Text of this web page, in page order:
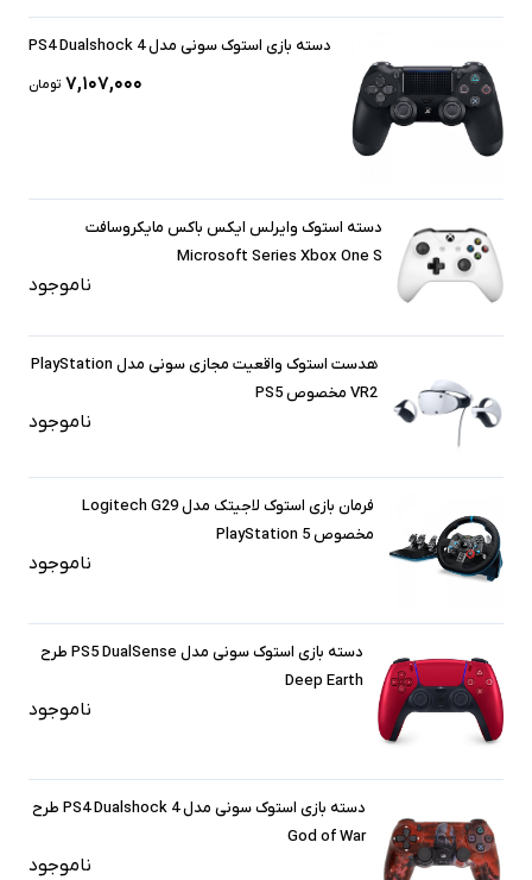
دسته بازی استوک سونی مدل PS4 Dualshock 4
۷,۱۰۷,۰۰۰ تومان
دسته استوک وایرلس ایکس باکس مایکروسافت
Microsoft Series Xbox One S
ناموجود
هدست استوک واقعیت مجازی سونی مدل PlayStation
VR2 مخصوص PS5
ناموجود
فرمان بازی استوک لاجیتک مدل Logitech G29
مخصوص PlayStation 5
ناموجود
دسته بازی استوک سونی مدل PS5 DualSense طرح
Deep Earth
ناموجود
دسته بازی استوک سونی مدل PS4 Dualshock 4 طرح
God of War
ناموجود